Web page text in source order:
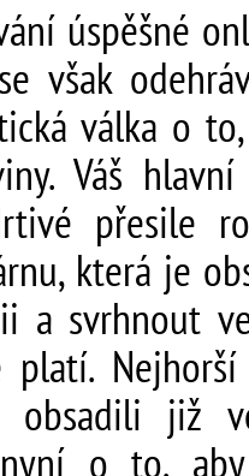
úspěšné
však
válka o
Váš
přesile
která je
a svrhnout
platí.
již
o to,